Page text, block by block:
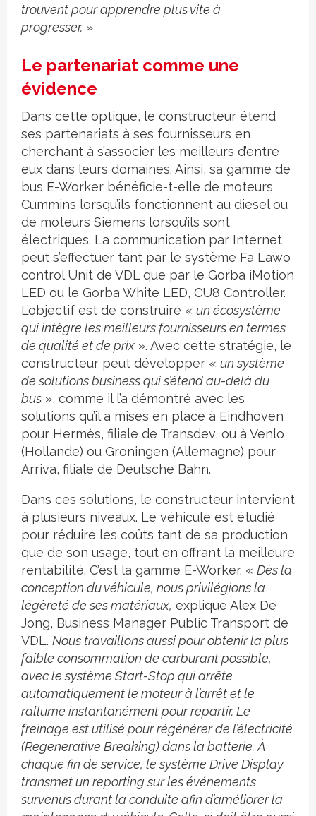
trouvent pour apprendre plus vite à
progresser. »
Le partenariat comme une
évidence
Dans cette optique, le constructeur étend
ses partenariats à ses fournisseurs en
cherchant à s’associer les meilleurs d’entre
eux dans leurs domaines. Ainsi, sa gamme de
bus E-Worker bénéficie-t-elle de moteurs
Cummins lorsqu’ils fonctionnent au diesel ou
de moteurs Siemens lorsqu’ils sont
électriques. La communication par Internet
peut s’effectuer tant par le système Fa Lawo
control Unit de VDL que par le Gorba iMotion
LED ou le Gorba White LED, CU8 Controller.
L’objectif est de construire « un écosystème
qui intègre les meilleurs fournisseurs en termes
de qualité et de prix ». Avec cette stratégie, le
constructeur peut développer « un système
de solutions business qui s’étend au-delà du
bus », comme il l’a démontré avec les
solutions qu’il a mises en place à Eindhoven
pour Hermès, filiale de Transdev, ou à Venlo
(Hollande) ou Groningen (Allemagne) pour
Arriva, filiale de Deutsche Bahn.
Dans ces solutions, le constructeur intervient
à plusieurs niveaux. Le véhicule est étudié
pour réduire les coûts tant de sa production
que de son usage, tout en offrant la meilleure
rentabilité. C’est la gamme E-Worker. « Dès la
conception du véhicule, nous privilégions la
légèreté de ses matériaux, explique Alex De
Jong, Business Manager Public Transport de
VDL. Nous travaillons aussi pour obtenir la plus
faible consommation de carburant possible,
avec le système Start-Stop qui arrête
automatiquement le moteur à l’arrêt et le
rallume instantanément pour repartir. Le
freinage est utilisé pour régénérer de l’électricité
(Regenerative Breaking) dans la batterie. À
chaque fin de service, le système Drive Display
transmet un reporting sur les événements
survenus durant la conduite afin d’améliorer la